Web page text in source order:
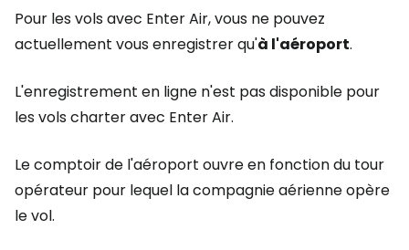
Pour les vols avec Enter Air, vous ne pouvez
actuellement vous enregistrer qu'à l'aéroport.
L'enregistrement en ligne n'est pas disponible pour
les vols charter avec Enter Air.
Le comptoir de l'aéroport ouvre en fonction du tour
opérateur pour lequel la compagnie aérienne opère
le vol.